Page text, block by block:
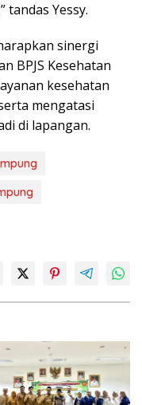
tandas Yessy.
sinergi
BPJS Kesehatan
kesehatan
mengatasi
di lapangan.